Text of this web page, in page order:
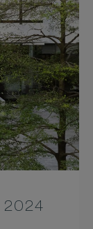
2024